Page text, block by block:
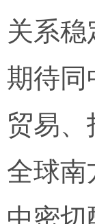
关系
期待同
贸易
全球南